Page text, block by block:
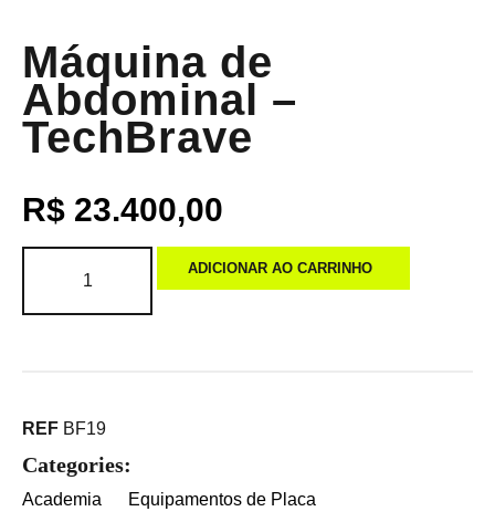
Máquina de
Abdominal –
TechBrave
R$ 23.400,00
ADICIONAR AO CARRINHO
REF BF19
Categories:
Academia
Equipamentos de Placa